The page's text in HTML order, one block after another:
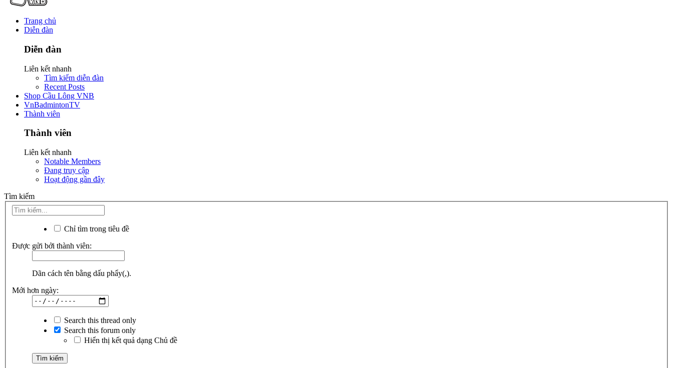
Trang chủ
Diễn đàn
Diễn đàn
Liên kết nhanh
Tìm kiếm diễn đàn
Recent Posts
Shop Cầu Lông VNB
VnBadmintonTV
Thành viên
Thành viên
Liên kết nhanh
Notable Members
Đang truy cập
Hoạt động gần đây
Tìm kiếm
Chỉ tìm trong tiêu đề
Được gửi bởi thành viên:
Dãn cách tên bằng dấu phẩy(,).
Mới hơn ngày:
Search this thread only
Search this forum only
Hiển thị kết quả dạng Chủ đề